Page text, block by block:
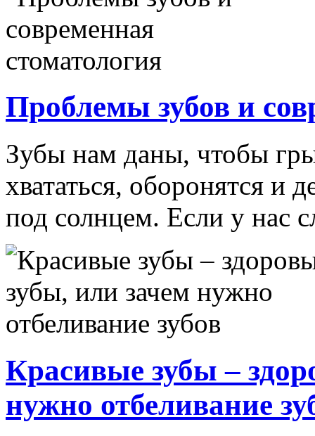
Проблемы зубов и
Зубы нам даны, чтобы
хвататься, оборонятся и
под солнцем. Если у нас
Красивые зубы –
нужно отбеливание